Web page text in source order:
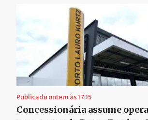
Publicado ontem às 17:15
Concessionária assume